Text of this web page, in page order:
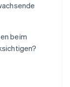
beim